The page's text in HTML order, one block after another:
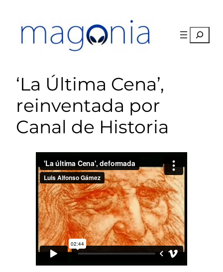
contenido
Buscar
‘La Última Cena’,
reinventada por
Canal de Historia